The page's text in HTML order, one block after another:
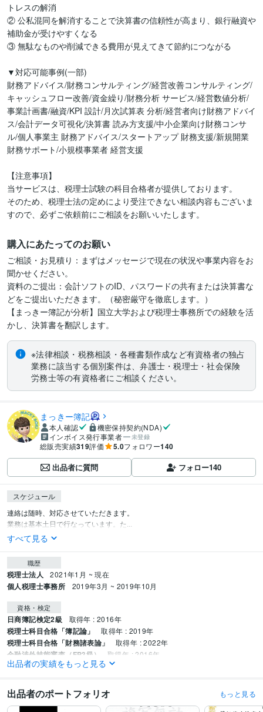
トレスの解消
② 公私混同を解消することで決算書の信頼性が高まり、銀行融資や
補助金が受けやすくなる
③ 無駄なものや削減できる費用が見えてきて節約につながる
▼対応可能事例(一部)
財務アドバイス/財務コンサルティング/経営改善コンサルティング/
キャッシュフロー改善/資金繰り/財務分析 サービス/経営数値分析/
事業計画書/融資/KPI 設計/月次試算表 分析/経営者向け財務アドバイ
ス/会計データ可視化/決算書 読み方支援/中小企業向け財務コンサ
ル/個人事業主 財務アドバイス/スタートアップ 財務支援/新規開業
財務サポート/小規模事業者 経営支援
【注意事項】
当サービスは、税理士試験の科目合格者が提供しております。
そのため、税理士法の定めにより受注できない相談内容もございま
すので、必ずご依頼前にご相談をお願いいたします。
購入にあたってのお願い
ご相談・お見積り：まずはメッセージで現在の状況や事業内容をお
聞かせください。
資料のご提出：会計ソフトのID、パスワードの共有または決算書な
どをご提出いただきます。（秘密厳守を徹底します。）
【まっきー簿記が分析】国立大学および税理士事務所での経験を活
かし、決算書を翻訳します。
※法律相談・税務相談・各種書類作成など有資格者の独占
業務に該当する個別案件は、弁護士・税理士・社会保険
労務士等の有資格者にご相談ください。
まっきー簿記
本人確認
機密保持契約(NDA)
インボイス発行事業者
未登録
総販売実績319評価 5.0フォロワー140
出品者に質問 フォロー140
スケジュール
連絡は随時、対応させていただきます。
業務は基本土日で行なっています。た...
すべて見る
職歴
税理士法人 2021年1月 ~ 現在
個人税理士事務所 2019年3月 ~ 2019年10月
資格・検定
日商簿記検定2級 取得年 : 2016年
税理士科目合格「簿記論」 取得年 : 2019年
税理士科目合格「財務諸表論」 取得年 : 2022年
金融渉外技能審査（FP3級） 取得年 : 2016年
ビジネス代行・事務代行
税理士 経理
学習指導・資格・キャリア相談 日商簿記
出品者の実績をもっと見る
出品者のポートフォリオ もっと見る